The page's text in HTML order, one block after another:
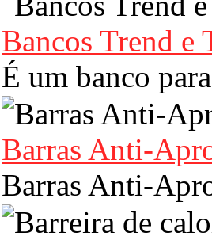
Bancos Trend e
É um banco
Barras Anti-
Barras Anti-